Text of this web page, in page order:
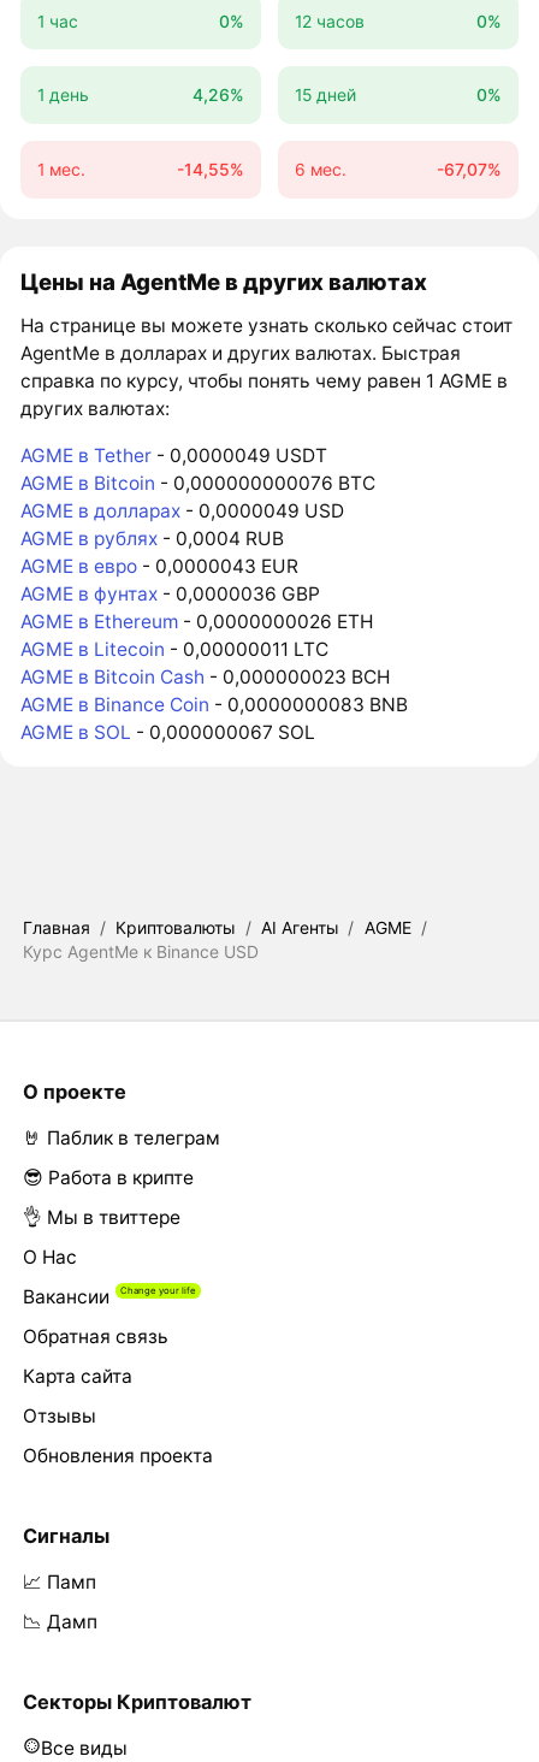
1 час 0% 12 часов 0%
1 день 4,26% 15 дней 0%
1 мес. -14,55% 6 мес. -67,07%
Цены на AgentMe в других валютах
На странице вы можете узнать сколько сейчас стоит
AgentMe в долларах и других валютах. Быстрая
справка по курсу, чтобы понять чему равен 1 AGME в
других валютах:
AGME в Tether - 0,0000049 USDT
AGME в Bitcoin - 0,000000000076 BTC
AGME в долларах - 0,0000049 USD
AGME в рублях - 0,0004 RUB
AGME в евро - 0,0000043 EUR
AGME в фунтах - 0,0000036 GBP
AGME в Ethereum - 0,0000000026 ETH
AGME в Litecoin - 0,00000011 LTC
AGME в Bitcoin Cash - 0,000000023 BCH
AGME в Binance Coin - 0,0000000083 BNB
AGME в SOL - 0,000000067 SOL
Главная / Криптовалюты / AI Агенты / AGME /
Курс AgentMe к Binance USD
О проекте
🤘 Паблик в телеграм
😎 Работа в крипте
👌 Мы в твиттере
О Нас
Вакансии
Обратная связь
Карта сайта
Отзывы
Обновления проекта
Сигналы
📈 Памп
📉 Дамп
Секторы Криптовалют
Все виды